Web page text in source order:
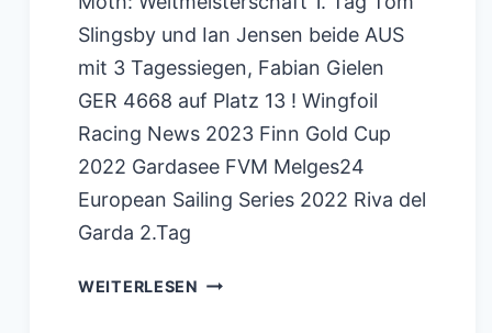
Slingsby und Ian Jensen beide AUS
mit 3 Tagessiegen, Fabian Gielen
GER 4668 auf Platz 13 ! Wingfoil
Racing News 2023 Finn Gold Cup
2022 Gardasee FVM Melges24
European Sailing Series 2022 Riva del
Garda 2.Tag
WEITERLESEN GARDASEE BLU26